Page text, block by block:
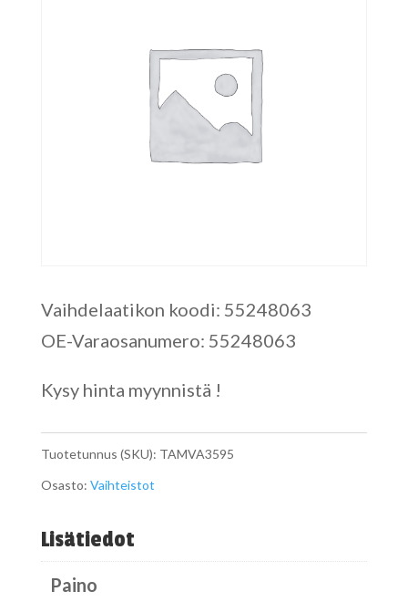
Vaihdelaatikon koodi: 55248063
OE-Varaosanumero: 55248063
Kysy hinta myynnistä !
Tuotetunnus (SKU): TAMVA3595
Osasto: Vaihteistot
Lisätiedot
Paino